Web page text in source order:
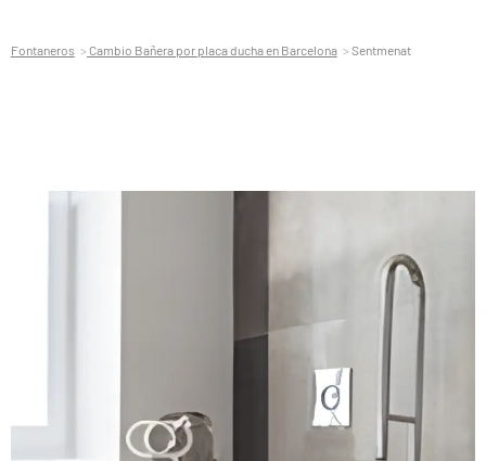
Fontaneros Cambio Bañera por placa ducha en Barcelona Sentmenat